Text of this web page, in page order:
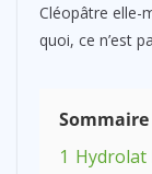
Cléopâtre elle-
quoi, ce n’est
Sommaire
1 Hydrolat